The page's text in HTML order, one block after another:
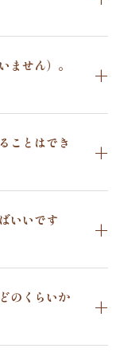
ません）。
ことはでき
いいです
のくらいか